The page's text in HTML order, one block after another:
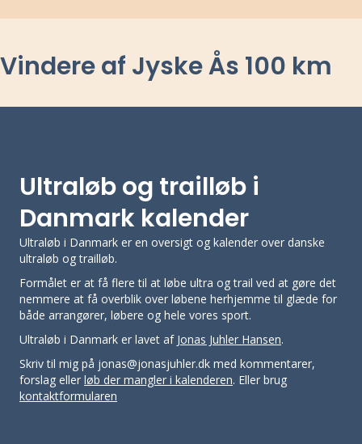
Vindere af Jyske Ås 100 km
Ultraløb og trailløb i
Danmark kalender
Ultraløb i Danmark er en oversigt og kalender over danske
ultraløb og trailløb.
Formålet er at få flere til at løbe ultra og trail ved at gøre det
nemmere at få overblik over løbene herhjemme til glæde for
både arrangører, løbere og hele vores sport.
Ultraløb i Danmark er lavet af Jonas Juhler Hansen.
Skriv til mig på jonas@jonasjuhler.dk med kommentarer,
forslag eller løb der mangler i kalenderen. Eller brug
kontaktformularen